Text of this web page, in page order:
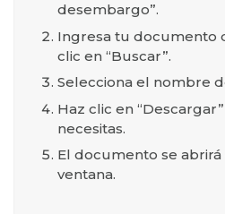
desembargo”.
Ingresa tu documento
clic en “Buscar”.
Selecciona el nombre
Haz clic en
necesitas.
El documento se abrirá
ventana.